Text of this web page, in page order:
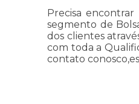
Precisa encontrar
segmento de
dos clientes
com toda a
contato